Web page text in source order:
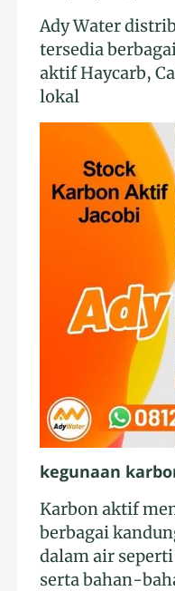
Ady Water
tersedia
aktif Haycarb,
lokal
kegunaan
Karbon aktif
berbagai
dalam air
serta bahan-